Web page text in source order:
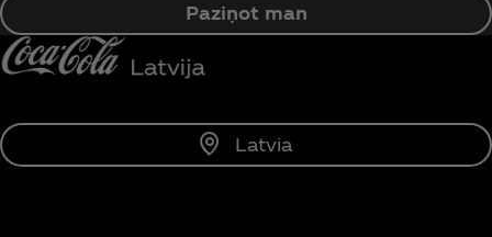
Paziņot man
Latvia